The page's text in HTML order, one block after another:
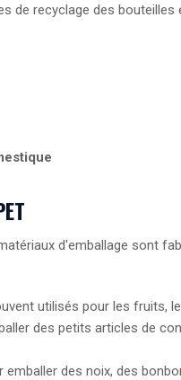
de recyclage des bouteilles
d'emballage sont
utilisés pour les fruits,
des petits articles de
emballer des noix, des